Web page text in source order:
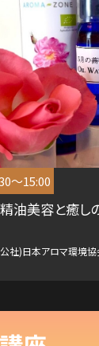
～15:00
油美容と癒
(公社)日本アロマ環境